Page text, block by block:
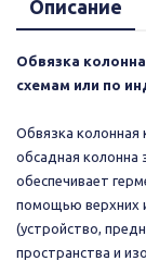
Описание
Обвязка
схемам или по
Обвязка колонная
обсадная колонна
обеспечивает
помощью верхних
(устройство,
пространства и